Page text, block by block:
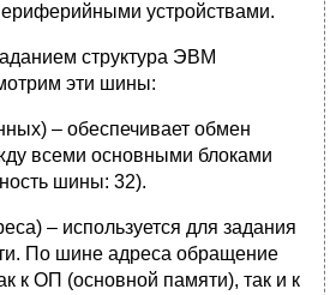
устройствами.
структура ЭВМ
эти шины:
– обеспечивает обмен
всеми основными блоками
шины: 32).
– используется для задания
По шине адреса обращение
к ОП (основной памяти), так и к